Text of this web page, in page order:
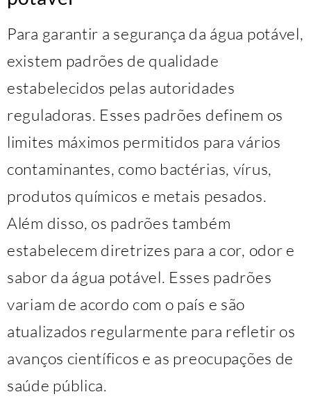
Para garantir a segurança da água potável,
existem padrões de qualidade
estabelecidos pelas autoridades
reguladoras. Esses padrões definem os
limites máximos permitidos para vários
contaminantes, como bactérias, vírus,
produtos químicos e metais pesados.
Além disso, os padrões também
estabelecem diretrizes para a cor, odor e
sabor da água potável. Esses padrões
variam de acordo com o país e são
atualizados regularmente para refletir os
avanços científicos e as preocupações de
saúde pública.